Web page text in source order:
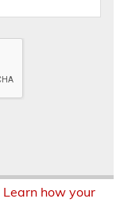
Learn how your